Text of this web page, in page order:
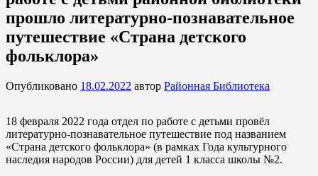
прошло литературно-познавательное
путешествие «Страна детского
фольклора»
Опубликовано 18.02.2022 автор Районная Библиотека
18 февраля 2022 года отдел по работе с детьми провёл
литературно-познавательное путешествие под названием
«Страна детского фольклора» (в рамках Года культурного
наследия народов России) для детей 1 класса школы №2.